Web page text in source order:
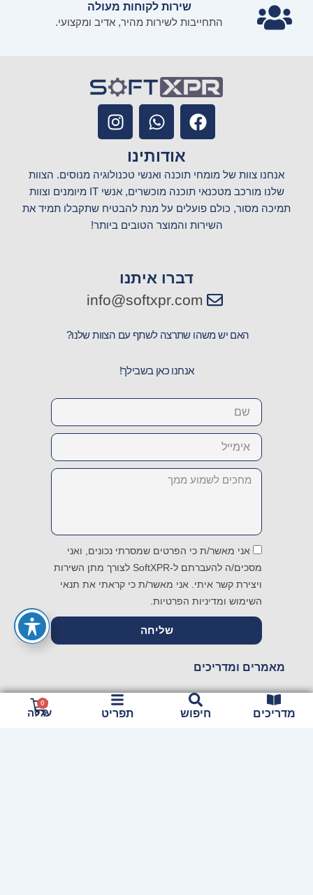
שירות לקוחות מעולה
התחייבות לשירות מהיר, אדיב ומקצועי.
F
a
b
o
o
k
W
h
a
t
s
a
p
p
I
n
t
a
g
r
a
אודותינו
אנחנו צוות של מומחי תוכנה ואנשי טכנולוגיה מנוסים. הצוות
שלנו מורכב מטכנאי תוכנה מוכשרים, אנשי IT מיומנים וצוות
תמיכה מסור, כולם פועלים על מנת להבטיח שתקבלו תמיד את
השירות והמוצר הטובים ביותר!
דברו איתנו
info@softxpr.com
האם יש משהו שתרצה לשתף עם הצוות שלנו?
אנחנו כאן בשבילך!
Name
Email
Message
אני מאשר/ת כי הפרטים שמסרתי נכונים, ואני
מסכים/ה להעברתם ל-SoftXPR לצורך מתן השירות
ויצירת קשר איתי. אני מאשר/ת כי קראתי את תנאי
השימוש ומדיניות הפרטיות.
שליחה
מאמרים ומדריכים
דף הבית
מדריכים חיפוש תפריט
0
עגלת
עגלה